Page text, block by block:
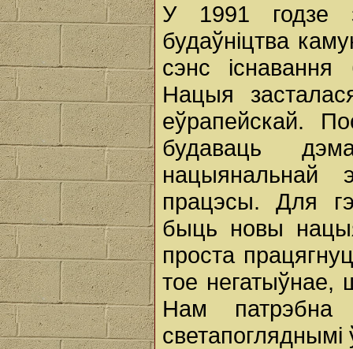
У 1991 годзе
будаўніцтва
сэнс існавання
Нацыя
еўрапейскай.
будаваць
нацыянальнай
працэсы. Для
быць новы
проста
тое негатыўнае,
Нам
светапогляднымі